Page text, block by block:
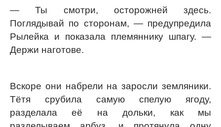
— Ты смотри, осторожней здесь.
Поглядывай по сторонам, — предупредила
Рылейка и показала племяннику шпагу. —
Держи наготове.
Вскоре они набрели на заросли земляники.
Тётя срубила самую спелую ягоду,
разделала её на дольки, как мы